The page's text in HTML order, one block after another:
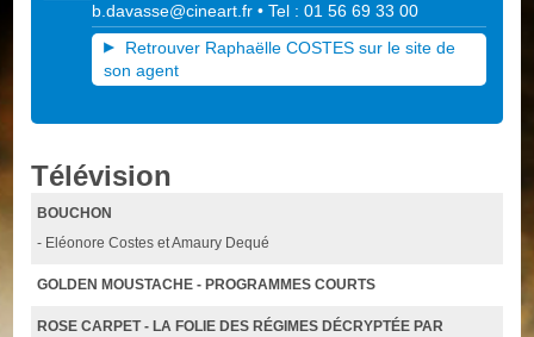
b.davasse@cineart.fr • Tel : 01 56 69 33 00
Retrouver Raphaëlle COSTES sur le site de
son agent
Télévision
BOUCHON
- Eléonore Costes et Amaury Dequé
GOLDEN MOUSTACHE - PROGRAMMES COURTS
ROSE CARPET - LA FOLIE DES RÉGIMES DÉCRYPTÉE PAR